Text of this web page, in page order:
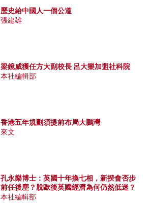
歷史給中國人一個公道
張建雄
梁鏡威獲任方大副校長 呂大樂加盟社科院
本社編輯部
香港五年規劃須提前布局大鵬灣
來文
孔永樂博士：英國十年換七相，新揆會否步
前任後塵？脫歐後英國經濟為何仍然低迷？
本社編輯部